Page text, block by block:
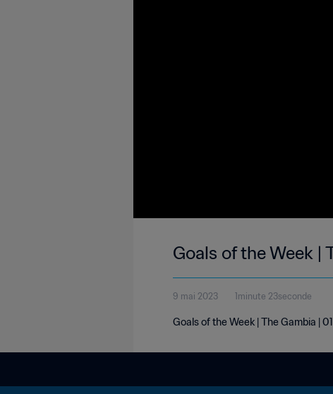
Goals of the Week |
9 mai 2023 1minute 23seconde
Goals of the Week | The Gambia |